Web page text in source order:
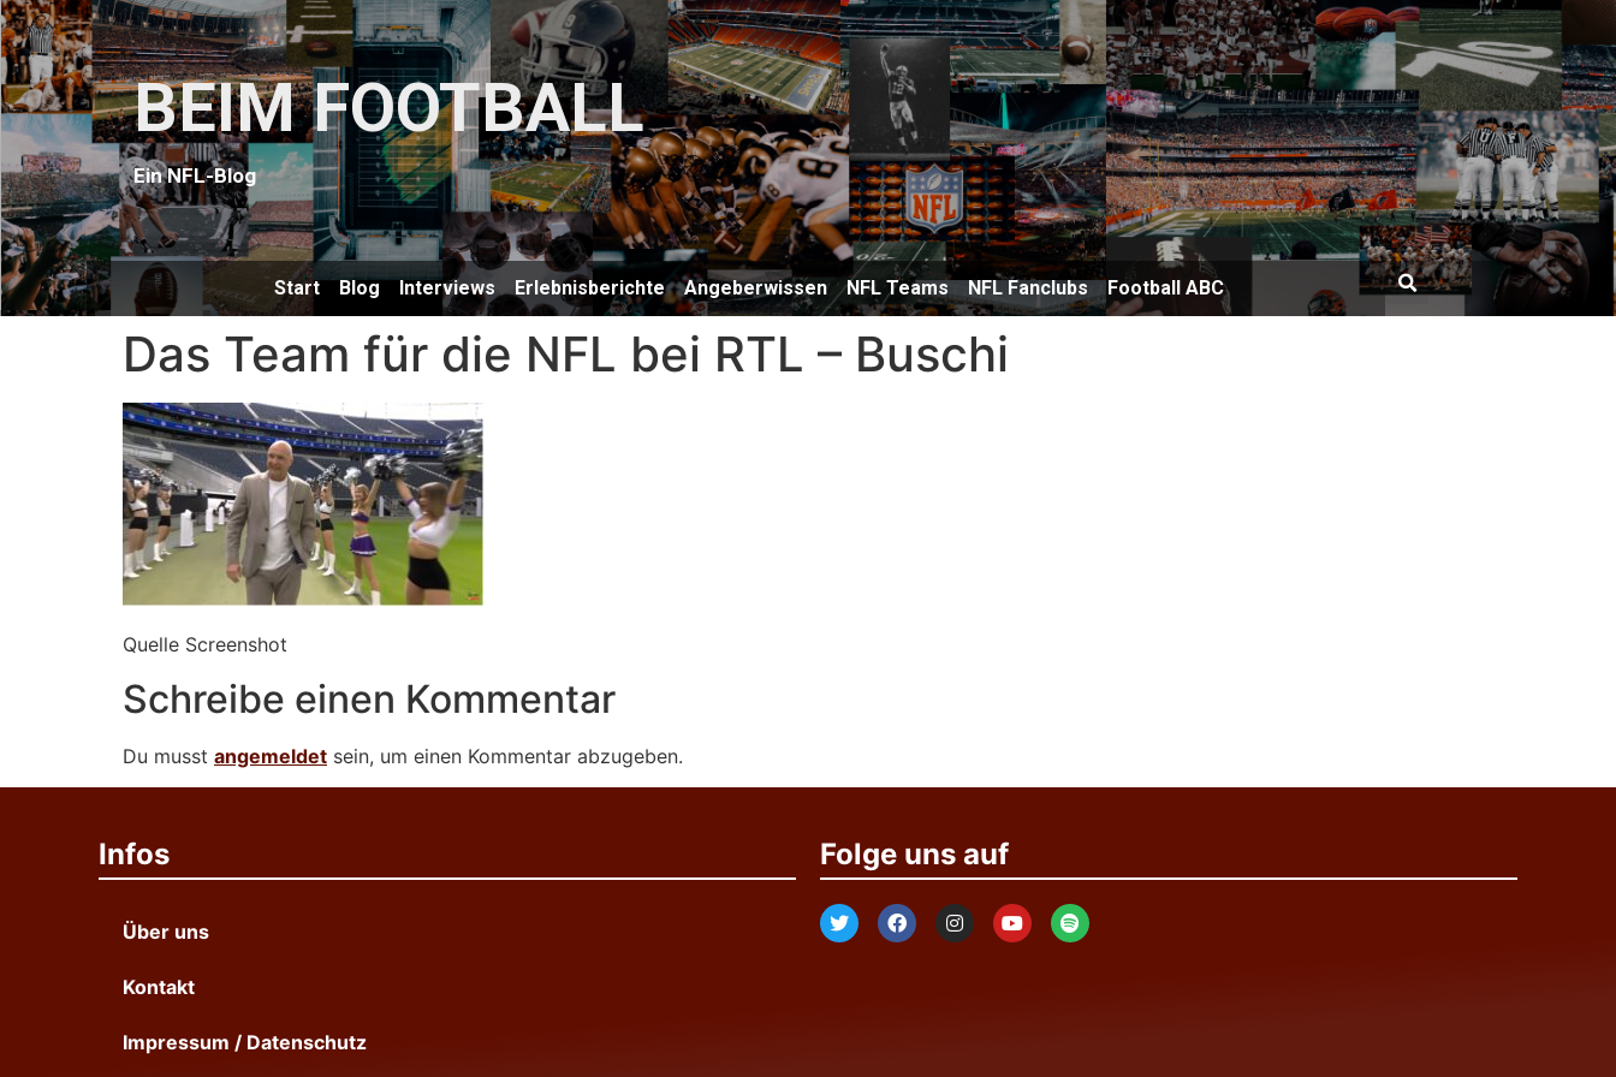
BEIM FOOTBALL
Ein NFL-Blog
Start Blog Interviews Erlebnisberichte Angeberwissen NFL Teams NFL Fanclubs Football ABC
Das Team für die NFL bei RTL – Buschi
Quelle Screenshot
Schreibe einen Kommentar
Du musst angemeldet sein, um einen Kommentar abzugeben.
Infos
Über uns
Kontakt
Impressum / Datenschutz
Folge uns auf